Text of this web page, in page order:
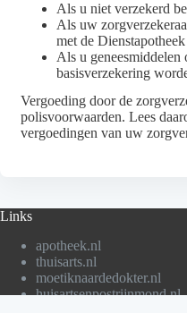
Als u niet verzekerd
Als uw
met de Dienstapotheek
Als u
basisverzekering
Vergoeding door de
polisvoorwaarden. Lees
vergoedingen van uw
Links
apotheek.nl
thuisarts.nl
moetiknaardedokter.nl
huisartsenpostrijnmond.nl